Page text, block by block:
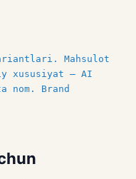
Mahsulot
xususiyat — AI
Brand